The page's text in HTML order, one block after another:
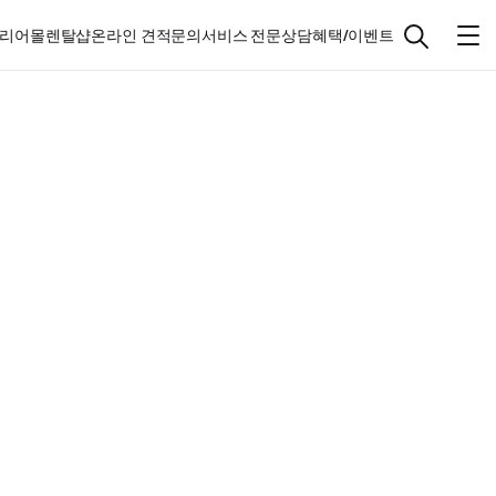
어몰렌탈샵온라인 견적문의서비스 전문상담혜택/이벤트